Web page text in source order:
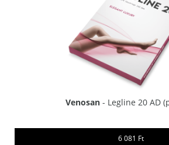
Venosan - Legline 20 AD
6 081 Ft